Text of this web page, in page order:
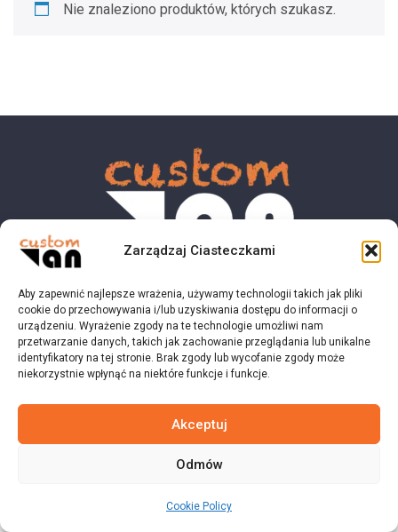
Zarządzaj Ciasteczkami
Aby zapewnić najlepsze wrażenia, używamy technologii takich jak pliki
cookie do przechowywania i/lub uzyskiwania dostępu do informacji o
urządzeniu. Wyrażenie zgody na te technologie umożliwi nam
przetwarzanie danych, takich jak zachowanie przeglądania lub unikalne
identyfikatory na tej stronie. Brak zgody lub wycofanie zgody może
niekorzystnie wpłynąć na niektóre funkcje i funkcje.
Akceptuj
Odmów
Cookie Policy
Nie znaleziono produktów, których szukasz.
© 2023 customvan.pl - Wszystkie prawa zastrzeżone.